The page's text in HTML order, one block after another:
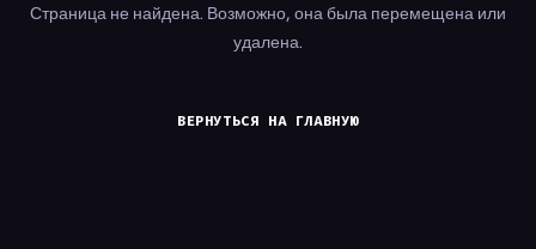
Страница не найдена. Возможно, она была перемещена или
удалена.
ВЕРНУТЬСЯ НА ГЛАВНУЮ